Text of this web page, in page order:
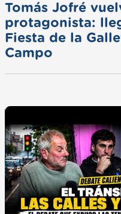
Tomás Jofré
protagonista:
Fiesta de la
Campo